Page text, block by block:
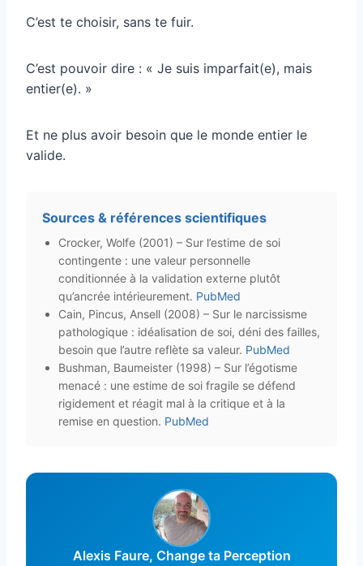
C’est te choisir, sans te fuir.
C’est pouvoir dire : « Je suis imparfait(e), mais
entier(e). »
Et ne plus avoir besoin que le monde entier le
valide.
Sources & références scientifiques
Crocker, Wolfe (2001) – Sur l’estime de soi
contingente : une valeur personnelle
conditionnée à la validation externe plutôt
qu’ancrée intérieurement. PubMed
Cain, Pincus, Ansell (2008) – Sur le narcissisme
pathologique : idéalisation de soi, déni des failles,
besoin que l’autre reflète sa valeur. PubMed
Bushman, Baumeister (1998) – Sur l’égotisme
menacé : une estime de soi fragile se défend
rigidement et réagit mal à la critique et à la
remise en question. PubMed
Alexis Faure, Change ta Perception